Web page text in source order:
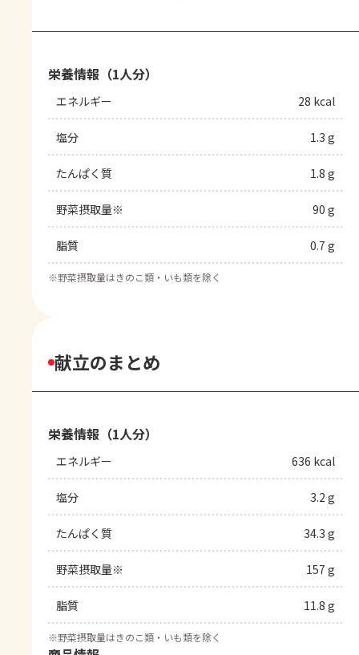
栄養情報（1人分）
エネルギー 28 kcal
塩分 1.3 g
たんぱく質 1.8 g
野菜摂取量※ 90 g
脂質 0.7 g
※野菜摂取量はきのこ類・いも類を除く
献立のまとめ
栄養情報（1人分）
エネルギー 636 kcal
塩分 3.2 g
たんぱく質 34.3 g
野菜摂取量※ 157 g
脂質 11.8 g
※野菜摂取量はきのこ類・いも類を除く